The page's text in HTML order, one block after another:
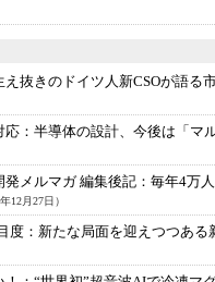
アナリスト「未来展望」
語に愛されないエンジニア」の
の新行動論
え抜きのドイツ人新CSOが語る
： 半導体の設計、今後は「マ
メルマガ 編集後記： 毎年4万
年12月27日）
度： 新たな局面を迎えつつある